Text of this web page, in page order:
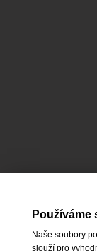
Naše soubory
slouží pro